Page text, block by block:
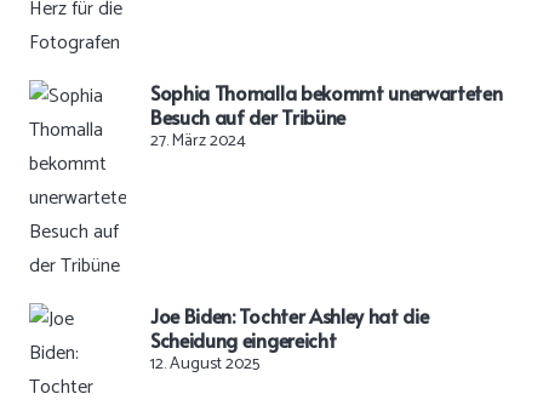
Sophia Thomalla bekommt unerwarteten
Besuch auf der Tribüne
27. März 2024
Joe Biden: Tochter Ashley hat die
Scheidung eingereicht
12. August 2025